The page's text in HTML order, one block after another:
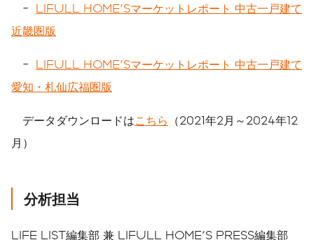
- LIFULL HOME'Sマーケットレポート 中古一戸建て
近畿圏版
- LIFULL HOME'Sマーケットレポート 中古一戸建て
愛知・札仙広福圏版
データダウンロードはこちら
（2021年2月～2024年12
月）
分析担当
LIFE LIST編集部 兼 LIFULL HOME'S PRESS編集部